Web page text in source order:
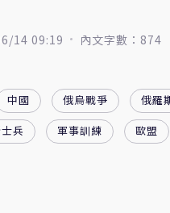
14 09:19 內文字數：874
中國 俄烏戰爭
俄羅
兵
軍事訓練 歐盟